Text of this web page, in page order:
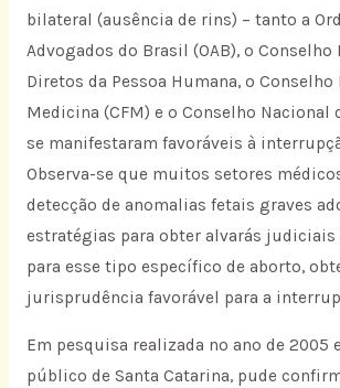
bilateral (ausência de rins) – tanto a
Advogados do Brasil (OAB), o Conselho
Diretos da Pessoa Humana, o Conselho
Medicina (CFM) e o Conselho Nacional
se manifestaram favoráveis à
Observa-se que muitos setores
detecção de anomalias fetais graves
estratégias para obter alvarás judiciais
para esse tipo específico de aborto,
jurisprudência favorável para a
Em pesquisa realizada no ano de 2005
público de Santa Catarina, pude